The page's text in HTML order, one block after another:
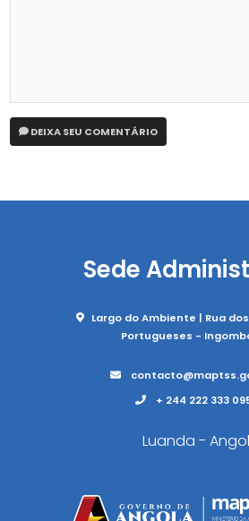
DEIXA SEU COMENTÁRIO
Sede
Largo do Ambiente | Rua
Portugueses -
+ 244 222 333
Luanda -